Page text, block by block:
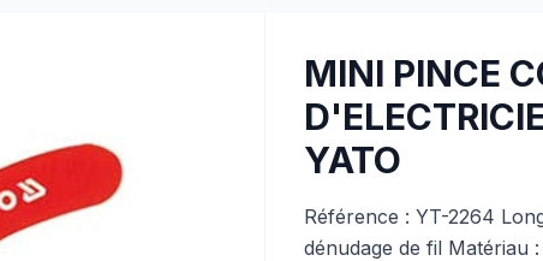
MINI PINCE
YATO
Référence : YT-2264
dénudage de fil Matériau